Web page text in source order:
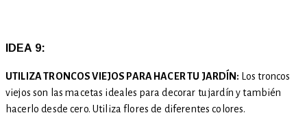
IDEA 9:
UTILIZA TRONCOS VIEJOS PARA HACER TU JARDÍN: Los troncos
viejos son las macetas ideales para decorar tu jardín y también
hacerlo desde cero. Utiliza flores de diferentes colores.